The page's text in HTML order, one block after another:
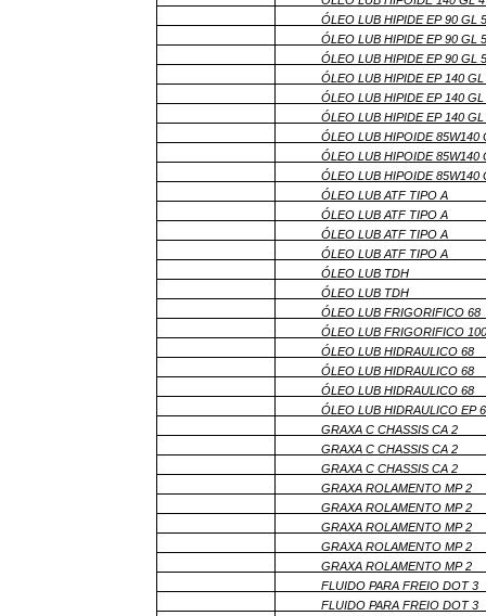
ÓLEO LUB HIPIDE EP 90 GL 5
ÓLEO LUB HIPIDE EP 90 GL 5
ÓLEO LUB HIPIDE EP 90 GL 5
ÓLEO LUB HIPIDE EP 140 GL
ÓLEO LUB HIPIDE EP 140 GL
ÓLEO LUB HIPIDE EP 140 GL
ÓLEO LUB HIPOIDE 85W140
ÓLEO LUB HIPOIDE 85W140
ÓLEO LUB HIPOIDE 85W140
ÓLEO LUB ATF TIPO A
ÓLEO LUB ATF TIPO A
ÓLEO LUB ATF TIPO A
ÓLEO LUB ATF TIPO A
ÓLEO LUB TDH
ÓLEO LUB TDH
ÓLEO LUB FRIGORIFICO 68
ÓLEO LUB FRIGORIFICO 100
ÓLEO LUB HIDRAULICO 68
ÓLEO LUB HIDRAULICO 68
ÓLEO LUB HIDRAULICO 68
ÓLEO LUB HIDRAULICO EP
GRAXA C CHASSIS CA 2
GRAXA C CHASSIS CA 2
GRAXA C CHASSIS CA 2
GRAXA ROLAMENTO MP 2
GRAXA ROLAMENTO MP 2
GRAXA ROLAMENTO MP 2
GRAXA ROLAMENTO MP 2
GRAXA ROLAMENTO MP 2
FLUIDO PARA FREIO DOT 3
FLUIDO PARA FREIO DOT 3